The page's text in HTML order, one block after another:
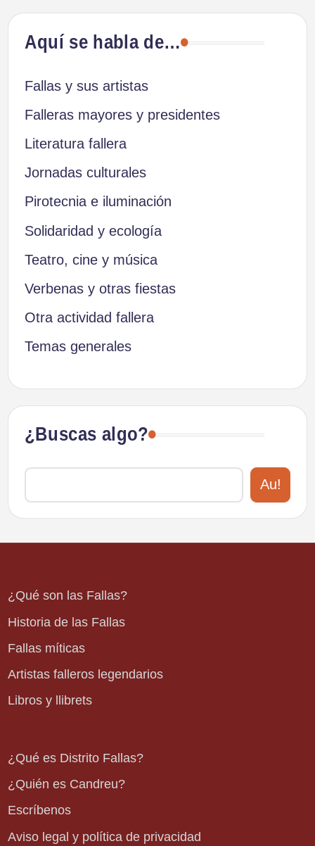
Aquí se habla de…
Fallas y sus artistas
Falleras mayores y presidentes
Literatura fallera
Jornadas culturales
Pirotecnia e iluminación
Solidaridad y ecología
Teatro, cine y música
Verbenas y otras fiestas
Otra actividad fallera
Temas generales
¿Buscas algo?
Au!
¿Qué son las Fallas?
Historia de las Fallas
Fallas míticas
Artistas falleros legendarios
Libros y llibrets
¿Qué es Distrito Fallas?
¿Quién es Candreu?
Escríbenos
Aviso legal y política de privacidad